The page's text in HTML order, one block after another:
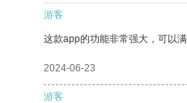
游客
这款app的功能非常强大，可以
2024-06-23
游客